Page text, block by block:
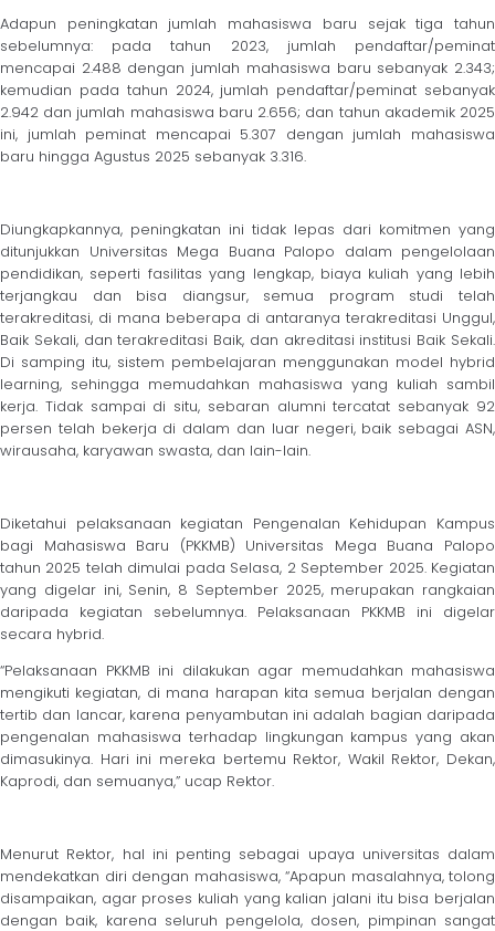
Adapun peningkatan jumlah mahasiswa baru sejak tiga tahun
sebelumnya: pada tahun 2023, jumlah pendaftar/peminat
mencapai 2.488 dengan jumlah mahasiswa baru sebanyak 2.343;
kemudian pada tahun 2024, jumlah pendaftar/peminat sebanyak
2.942 dan jumlah mahasiswa baru 2.656; dan tahun akademik 2025
ini, jumlah peminat mencapai 5.307 dengan jumlah mahasiswa
baru hingga Agustus 2025 sebanyak 3.316.
Diungkapkannya, peningkatan ini tidak lepas dari komitmen yang
ditunjukkan Universitas Mega Buana Palopo dalam pengelolaan
pendidikan, seperti fasilitas yang lengkap, biaya kuliah yang lebih
terjangkau dan bisa diangsur, semua program studi telah
terakreditasi, di mana beberapa di antaranya terakreditasi Unggul,
Baik Sekali, dan terakreditasi Baik, dan akreditasi institusi Baik Sekali.
Di samping itu, sistem pembelajaran menggunakan model hybrid
learning, sehingga memudahkan mahasiswa yang kuliah sambil
kerja. Tidak sampai di situ, sebaran alumni tercatat sebanyak 92
persen telah bekerja di dalam dan luar negeri, baik sebagai ASN,
wirausaha, karyawan swasta, dan lain-lain.
Diketahui pelaksanaan kegiatan Pengenalan Kehidupan Kampus
bagi Mahasiswa Baru (PKKMB) Universitas Mega Buana Palopo
tahun 2025 telah dimulai pada Selasa, 2 September 2025. Kegiatan
yang digelar ini, Senin, 8 September 2025, merupakan rangkaian
daripada kegiatan sebelumnya. Pelaksanaan PKKMB ini digelar
secara hybrid.
“Pelaksanaan PKKMB ini dilakukan agar memudahkan mahasiswa
mengikuti kegiatan, di mana harapan kita semua berjalan dengan
tertib dan lancar, karena penyambutan ini adalah bagian daripada
pengenalan mahasiswa terhadap lingkungan kampus yang akan
dimasukinya. Hari ini mereka bertemu Rektor, Wakil Rektor, Dekan,
Kaprodi, dan semuanya,” ucap Rektor.
Menurut Rektor, hal ini penting sebagai upaya universitas dalam
mendekatkan diri dengan mahasiswa, “Apapun masalahnya, tolong
disampaikan, agar proses kuliah yang kalian jalani itu bisa berjalan
dengan baik, karena seluruh pengelola, dosen, pimpinan sangat